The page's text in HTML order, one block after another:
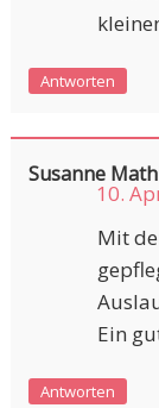
Antworten
Susanne
10.
Mit
Ein
Antworten